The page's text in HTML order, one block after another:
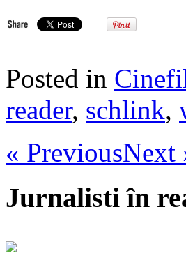
Posted in
reader, schlink,
« PreviousNext
Jurnalisti în